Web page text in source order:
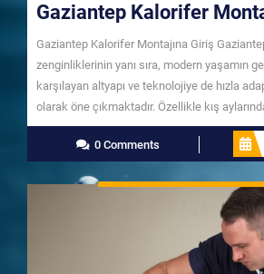
Gaziantep Kalorifer
Gaziantep Kalorifer Montajına Giriş
zenginliklerinin yanı sıra, modern yaşamın
karşılayan altyapı ve teknolojiye de hızla
olarak öne çıkmaktadır. Özellikle kış
0 Comments